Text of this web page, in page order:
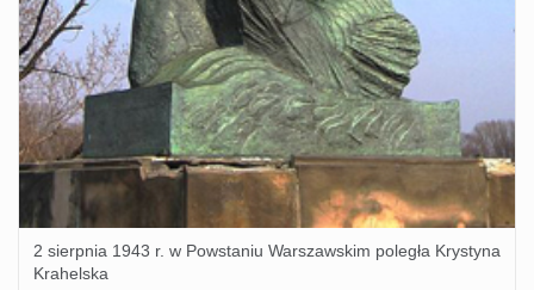
2 sierpnia 1943 r. w Powstaniu Warszawskim poległa Krystyna
Krahelska